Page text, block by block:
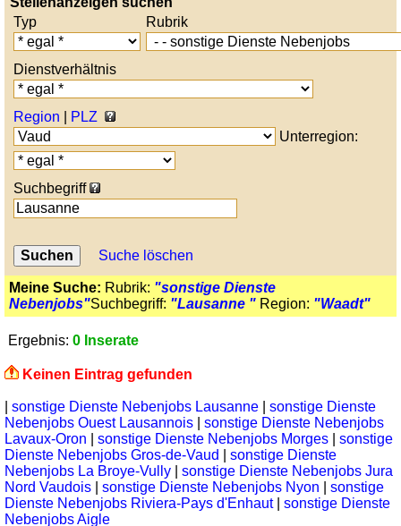
Typ
Rubrik
Dienstverhältnis
Region
PLZ
Unterregion:
Suchbegriff
Suche löschen
Meine Suche: Rubrik: "sonstige Dienste
Nebenjobs"Suchbegriff: "Lausanne " Region: "Waadt"
Ergebnis: 0 Inserate
Keinen Eintrag gefunden
sonstige Dienste Nebenjobs Lausanne
sonstige Dienste
Nebenjobs Ouest Lausannois
sonstige Dienste Nebenjobs
Lavaux-Oron
sonstige Dienste Nebenjobs Morges
sonstige
Dienste Nebenjobs Gros-de-Vaud
sonstige Dienste
Nebenjobs La Broye-Vully
sonstige Dienste Nebenjobs Jura
Nord Vaudois
sonstige Dienste Nebenjobs Nyon
sonstige
Dienste Nebenjobs Riviera-Pays d'Enhaut| sonstige Dienste
Nebenjobs Aigle